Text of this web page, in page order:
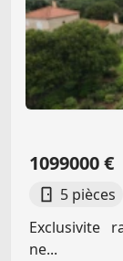
1099000 €
5 pièces
Exclusivite
ne...